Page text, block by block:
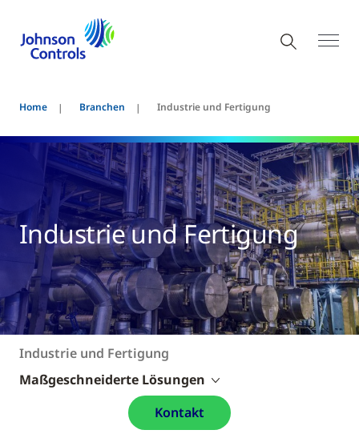
Home Branchen Industrie und Fertigung
Industrie und Fertigung
Industrie und Fertigung
Maßgeschneiderte Lösungen
Kontakt